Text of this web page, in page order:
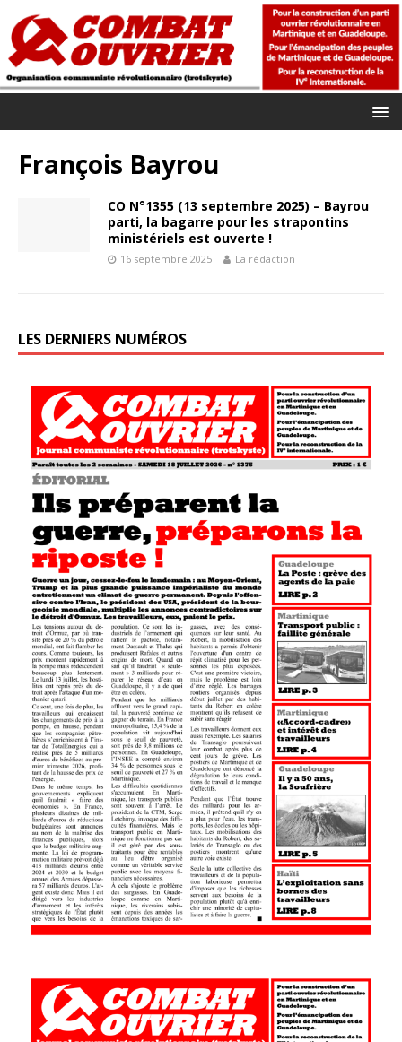
François Bayrou
CO N°1355 (13 septembre 2025) – Bayrou
parti, la bagarre pour les strapontins
ministériels est ouverte !
16 septembre 2025 La rédaction
LES DERNIERS NUMÉROS